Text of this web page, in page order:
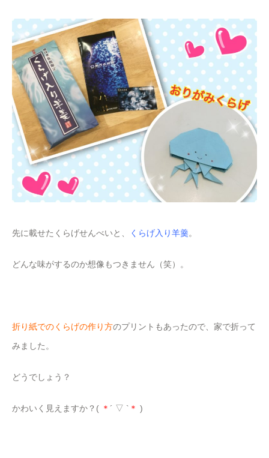
先に載せたくらげせんべいと、 くらげ入り羊羹。
どんな味がするのか想像もつきません（笑）。
折り紙でのくらげの作り方のプリントもあったので、家で折って
みました。
どうでしょう？
かわいく見えますか？( ＊ ´ ▽ ` ＊ )